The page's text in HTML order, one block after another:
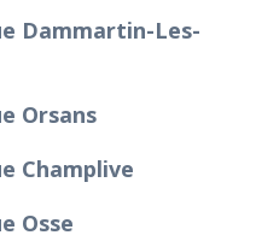
Dammartin-Les-
Orsans
Champlive
Osse